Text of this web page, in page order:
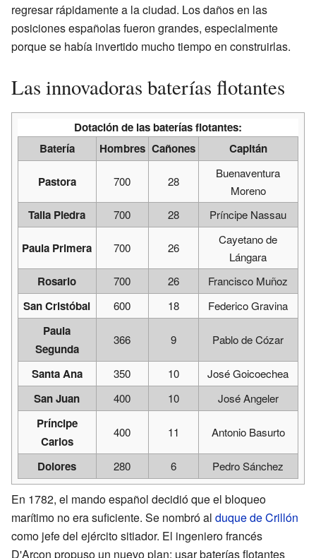
regresar rápidamente a la ciudad. Los daños en las
posiciones españolas fueron grandes, especialmente
porque se había invertido mucho tiempo en construirlas.
Las innovadoras baterías flotantes
Dotación de las baterías flotantes:
Batería
Hombres Cañones Capitán
Pastora 700 28
Buenaventura
Moreno
Talla Piedra 700 28 Príncipe Nassau
Paula Primera 700 26
Cayetano de
Lángara
Rosario 700 26 Francisco Muñoz
San Cristóbal 600 18 Federico Gravina
Paula
Segunda
366 9 Pablo de Cózar
Santa Ana 350 10 José Goicoechea
San Juan 400 10 José Angeler
Príncipe
Carlos
400 11 Antonio Basurto
Dolores 280 6 Pedro Sánchez
En 1782, el mando español decidió que el bloqueo
marítimo no era suficiente. Se nombró al duque de Crillón
como jefe del ejército sitiador. El ingeniero francés
D'Arçon propuso un nuevo plan: usar baterías flotantes